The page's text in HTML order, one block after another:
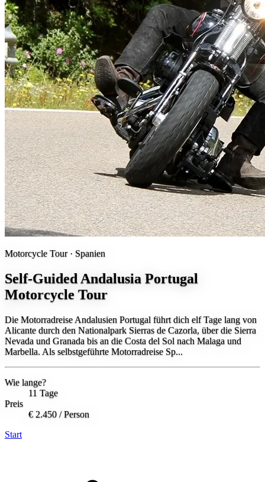
Motorcycle Tour · Spanien
Self-Guided Andalusia Portugal
Motorcycle Tour
Die Motorradreise Andalusien Portugal führt dich elf Tage lang von
Alicante durch den Nationalpark Sierras de Cazorla, über die Sierra
Nevada und Granada bis an die Costa del Sol nach Malaga und
Marbella. Als selbstgeführte Motorradreise Sp...
Wie lange?
11 Tage
Preis
€ 2.450 / Person
Start